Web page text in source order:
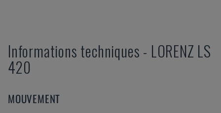
Informations techniques - LORENZ LS
420
MOUVEMENT